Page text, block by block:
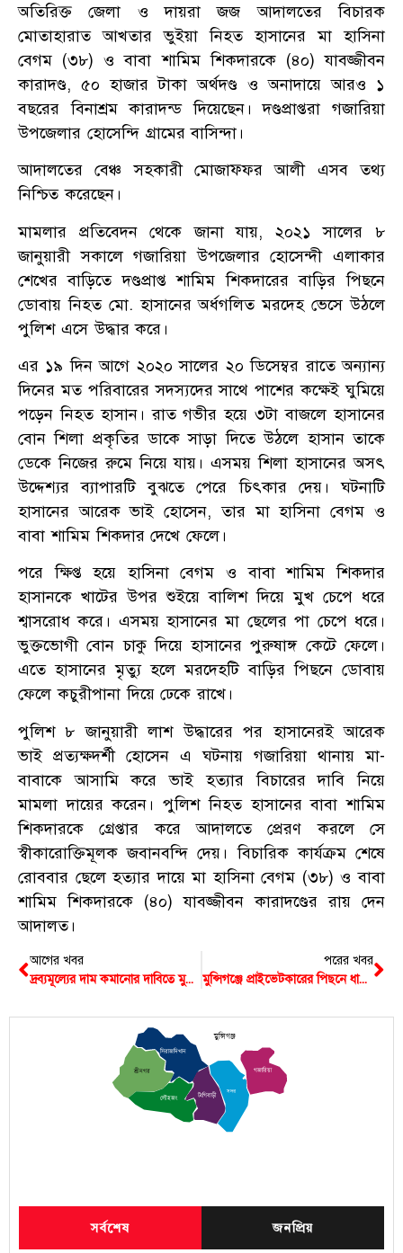
অতিরিক্ত জেলা ও দায়রা জজ আদালতের বিচারক
মোতাহারাত আখতার ভুইয়া নিহত হাসানের মা হাসিনা
বেগম (৩৮) ও বাবা শামিম শিকদারকে (৪০) যাবজ্জীবন
কারাদণ্ড, ৫০ হাজার টাকা অর্থদণ্ড ও অনাদায়ে আরও ১
বছরের বিনাশ্রম কারাদন্ড দিয়েছেন। দণ্ডপ্রাপ্তরা গজারিয়া
উপজেলার হোসেন্দি গ্রামের বাসিন্দা।
আদালতের বেঞ্চ সহকারী মোজাফ্ফর আলী এসব তথ্য
নিশ্চিত করেছেন।
মামলার প্রতিবেদন থেকে জানা যায়, ২০২১ সালের ৮
জানুয়ারী সকালে গজারিয়া উপজেলার হোসেন্দী এলাকার
শেখের বাড়িতে দণ্ডপ্রাপ্ত শামিম শিকদারের বাড়ির পিছনে
ডোবায় নিহত মো. হাসানের অর্ধগলিত মরদেহ ভেসে উঠলে
পুলিশ এসে উদ্ধার করে।
এর ১৯ দিন আগে ২০২০ সালের ২০ ডিসেম্বর রাতে অন্যান্য
দিনের মত পরিবারের সদস্যদের সাথে পাশের কক্ষেই ঘুমিয়ে
পড়েন নিহত হাসান। রাত গভীর হয়ে ৩টা বাজলে হাসানের
বোন শিলা প্রকৃতির ডাকে সাড়া দিতে উঠলে হাসান তাকে
ডেকে নিজের রুমে নিয়ে যায়। এসময় শিলা হাসানের অসৎ
উদ্দেশ্যর ব্যাপারটি বুঝতে পেরে চিৎকার দেয়। ঘটনাটি
হাসানের আরেক ভাই হোসেন, তার মা হাসিনা বেগম ও
বাবা শামিম শিকদার দেখে ফেলে।
পরে ক্ষিপ্ত হয়ে হাসিনা বেগম ও বাবা শামিম শিকদার
হাসানকে খাটের উপর শুইয়ে বালিশ দিয়ে মুখ চেপে ধরে
শ্বাসরোধ করে। এসময় হাসানের মা ছেলের পা চেপে ধরে।
ভুক্তভোগী বোন চাকু দিয়ে হাসানের পুরুষাঙ্গ কেটে ফেলে।
এতে হাসানের মৃত্যু হলে মরদেহটি বাড়ির পিছনে ডোবায়
ফেলে কচুরীপানা দিয়ে ঢেকে রাখে।
পুলিশ ৮ জানুয়ারী লাশ উদ্ধারের পর হাসানেরই আরেক
ভাই প্রত্যক্ষদর্শী হোসেন এ ঘটনায় গজারিয়া থানায় মা-
বাবাকে আসামি করে ভাই হত্যার বিচারের দাবি নিয়ে
মামলা দায়ের করেন। পুলিশ নিহত হাসানের বাবা শামিম
শিকদারকে গ্রেপ্তার করে আদালতে প্রেরণ করলে সে
স্বীকারোক্তিমূলক জবানবন্দি দেয়। বিচারিক কার্যক্রম শেষে
রোববার ছেলে হত্যার দায়ে মা হাসিনা বেগম (৩৮) ও বাবা
শামিম শিকদারকে (৪০) যাবজ্জীবন কারাদণ্ডের রায় দেন
আদালত।
আগের খবর
দ্রব্যমূল্যের দাম কমানোর দাবিতে মুন্সিগঞ্জে বিএনপির লিফলেট বিতরণ
পরের খবর
মুন্সিগঞ্জে প্রাইভেটকারের পিছনে ধাক্কায় প্রাণ গেছে মোটরসাইকেল আরোহীর
শ্রীনগর
সিরাজদিখান
টংগিবাড়ী
সদর
গজারিয়া
লৌহজং
মুন্সিগঞ্জ
সর্বশেষ জনপ্রিয়